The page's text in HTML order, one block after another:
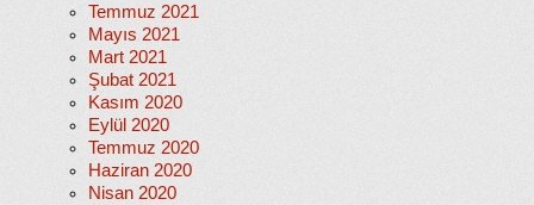
Temmuz 2021
Mayıs 2021
Mart 2021
Şubat 2021
Kasım 2020
Eylül 2020
Temmuz 2020
Haziran 2020
Nisan 2020